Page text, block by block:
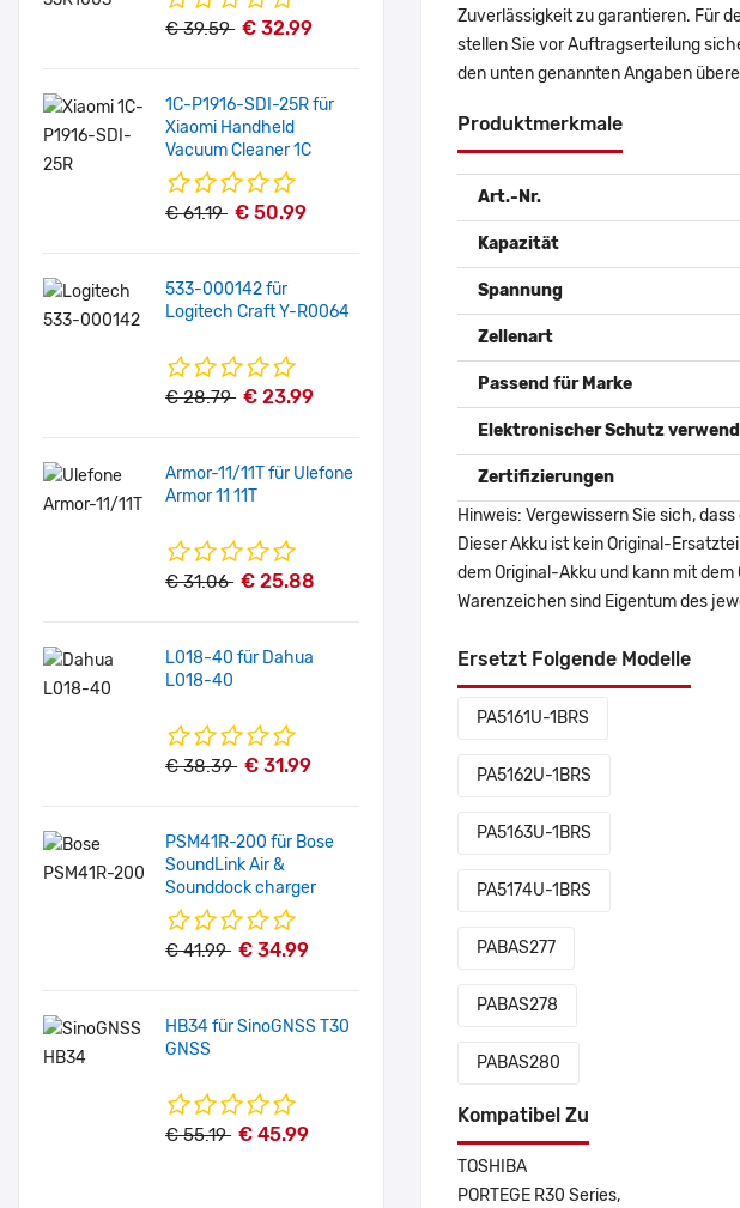
€ 39.59 € 32.99
1C-P1916-SDI-25R für
Xiaomi Handheld
Vacuum Cleaner 1C
€ 61.19 € 50.99
533-000142 für
Logitech Craft Y-R0064
€ 28.79 € 23.99
Armor-11/11T für Ulefone
Armor 11 11T
€ 31.06 € 25.88
L018-40 für Dahua
L018-40
€ 38.39 € 31.99
PSM41R-200 für Bose
SoundLink Air &
Sounddock charger
€ 41.99 € 34.99
HB34 für SinoGNSS T30
GNSS
€ 55.19 € 45.99
Zuverlässigkeit zu garantieren. Für
stellen Sie vor Auftragserteilung
den unten genannten Angaben
Produktmerkmale
Art.-Nr.
Kapazität
Spannung
Zellenart
Passend für Marke
Elektronischer Schutz
Zertifizierungen
Hinweis: Vergewissern Sie sich,
Dieser Akku ist kein Original-
dem Original-Akku und kann mit
Warenzeichen sind Eigentum des
Ersetzt Folgende Modelle
PA5161U-1BRS
PA5162U-1BRS
PA5163U-1BRS
PA5174U-1BRS
PABAS277
PABAS278
PABAS280
Kompatibel Zu
TOSHIBA
PORTEGE R30 Series,